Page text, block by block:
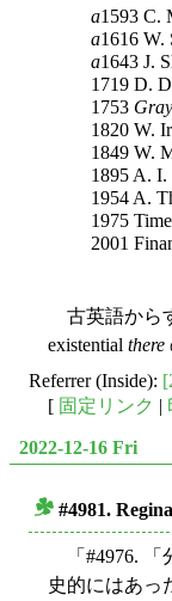
a1593 C.
a1616 W.
a1643 J.
1719 D.
1753
1820 W.
1849 W.
1895 A. I.
1954 A.
1975
2001
古英語から
existential there
Referrer (Inside):
[ 固定リンク
2022-12-16 Fri
#4981.
「#4976. 「
史的にはあっ